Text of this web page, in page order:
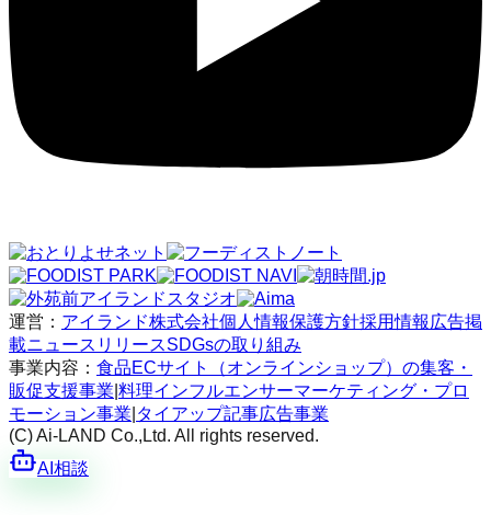
運営： アイランド株式会社個人情報保護方針採用情報 広告掲
載ニュースリリースSDGsの取り組み
事業内容： 食品ECサイト（オンラインショップ）の集客・
販促支援事業 料理インフルエンサーマーケティング・プロ
モーション事業 タイアップ記事広告事業
(C) Ai-LAND Co.,Ltd. All rights reserved.
AI相談